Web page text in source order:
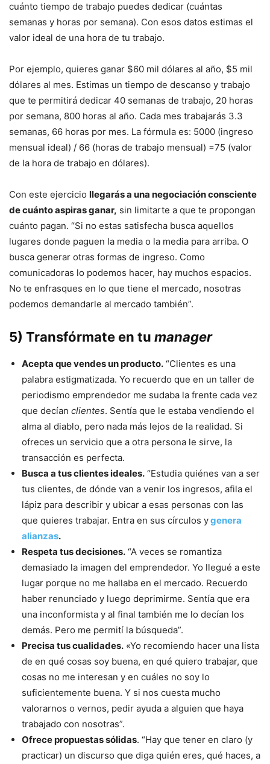
cuánto tiempo de trabajo puedes dedicar (cuántas
semanas y horas por semana). Con esos datos estimas el
valor ideal de una hora de tu trabajo.
Por ejemplo, quieres ganar $60 mil dólares al año, $5 mil
dólares al mes. Estimas un tiempo de descanso y trabajo
que te permitirá dedicar 40 semanas de trabajo, 20 horas
por semana, 800 horas al año. Cada mes trabajarás 3.3
semanas, 66 horas por mes. La fórmula es: 5000 (ingreso
mensual ideal) / 66 (horas de trabajo mensual) =75 (valor
de la hora de trabajo en dólares).
Con este ejercicio llegarás a una negociación consciente
de cuánto aspiras ganar, sin limitarte a que te propongan
cuánto pagan. “Si no estas satisfecha busca aquellos
lugares donde paguen la media o la media para arriba. O
busca generar otras formas de ingreso. Como
comunicadoras lo podemos hacer, hay muchos espacios.
No te enfrasques en lo que tiene el mercado, nosotras
podemos demandarle al mercado también”.
5) Transfórmate en tu manager
Acepta que vendes un producto. “Clientes es una
palabra estigmatizada. Yo recuerdo que en un taller de
periodismo emprendedor me sudaba la frente cada vez
que decían clientes. Sentía que le estaba vendiendo el
alma al diablo, pero nada más lejos de la realidad. Si
ofreces un servicio que a otra persona le sirve, la
transacción es perfecta.
Busca a tus clientes ideales. “Estudia quiénes van a ser
tus clientes, de dónde van a venir los ingresos, afila el
lápiz para describir y ubicar a esas personas con las
que quieres trabajar. Entra en sus círculos ygenera
alianzas.
Respeta tus decisiones. “A veces se romantiza
demasiado la imagen del emprendedor. Yo llegué a este
lugar porque no me hallaba en el mercado. Recuerdo
haber renunciado y luego deprimirme. Sentía que era
una inconformista y al final también me lo decían los
demás. Pero me permití la búsqueda”.
Precisa tus cualidades. «Yo recomiendo hacer una lista
de en qué cosas soy buena, en qué quiero trabajar, que
cosas no me interesan y en cuáles no soy lo
suficientemente buena. Y si nos cuesta mucho
valorarnos o vernos, pedir ayuda a alguien que haya
trabajado con nosotras”.
Ofrece propuestas sólidas. “Hay que tener en claro (y
practicar) un discurso que diga quién eres, qué haces, a